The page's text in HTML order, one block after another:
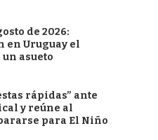
de 2026:
en Uruguay el
asueto
rápidas” ante
y reúne al
para El Niño